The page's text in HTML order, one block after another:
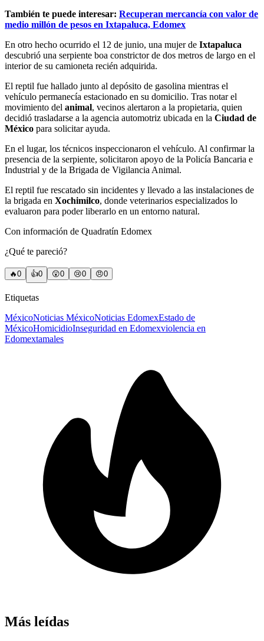
También te puede interesar: Recuperan mercancía con valor de
medio millón de pesos en Ixtapaluca, Edomex
En otro hecho ocurrido el 12 de junio, una mujer de Ixtapaluca
descubrió una serpiente boa constrictor de dos metros de largo en el
interior de su camioneta recién adquirida.
El reptil fue hallado junto al depósito de gasolina mientras el
vehículo permanecía estacionado en su domicilio. Tras notar el
movimiento del animal, vecinos alertaron a la propietaria, quien
decidió trasladarse a la agencia automotriz ubicada en la Ciudad de
México para solicitar ayuda.
En el lugar, los técnicos inspeccionaron el vehículo. Al confirmar la
presencia de la serpiente, solicitaron apoyo de la Policía Bancaria e
Industrial y de la Brigada de Vigilancia Animal.
El reptil fue rescatado sin incidentes y llevado a las instalaciones de
la brigada en Xochimilco, donde veterinarios especializados lo
evaluaron para poder liberarlo en un entorno natural.
Con información de Quadratín Edomex
¿Qué te pareció?
🔥0 👍0 😲0 😢0 😠0
Etiquetas
MéxicoNoticias MéxicoNoticias EdomexEstado de
MéxicoHomicidioInseguridad en Edomexviolencia en
Edomextamales
Más leídas